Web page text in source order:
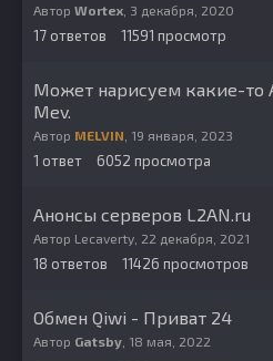
Автор Wortex 3 декабря, 2020
17 ответов 11591 просмотр
Может нарисуем какие-то
Mev.
Автор MELVIN 19 января, 2023
1 ответ 6052 просмотра
Анонсы серверов L2AN.ru
Автор Lecaverty 22 декабря, 2021
18 ответов 11426 просмотров
Обмен Qiwi - Приват 24
Автор Gatsby 18 мая, 2022